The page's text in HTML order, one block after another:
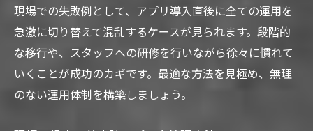
現場での失敗例として、アプリ導入直後に全ての運用を
急激に切り替えて混乱するケースが見られます。段階的
な移行や、スタッフへの研修を行いながら徐々に慣れて
いくことが成功のカギです。最適な方法を見極め、無理
のない運用体制を構築しましょう。